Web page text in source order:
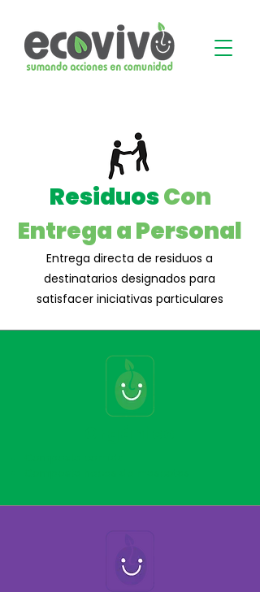
ResiduosCon
Entrega a Personal
Entrega directa de residuos a
destinatarios designados para
satisfacer iniciativas particulares